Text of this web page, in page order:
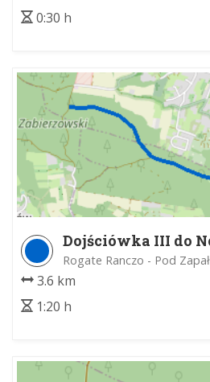
0:30 h
Dojściówka III do
(Las Zabierzowski)
Rogate Ranczo - Pod
3.6 km
1:20 h